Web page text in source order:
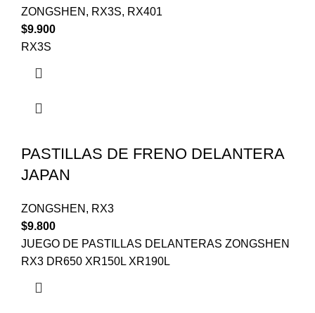
ZONGSHEN , RX3S, RX401
$9.900
RX3S
PASTILLAS DE FRENO DELANTERA
JAPAN
ZONGSHEN , RX3
$9.800
JUEGO DE PASTILLAS DELANTERAS ZONGSHEN
RX3 DR650 XR150L XR190L